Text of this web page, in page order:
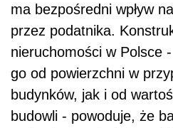
ma bezpośredni wpływ
przez podatnika.
nieruchomości w Polsce
go od powierzchni w
budynków, jak i od
budowli - powoduje, że